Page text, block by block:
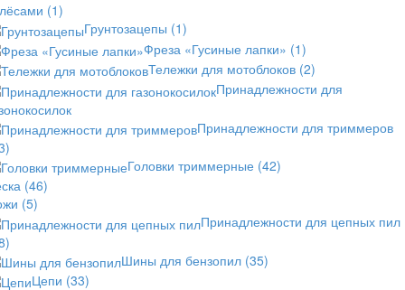
(1)
Грунтозацепы (1)
Фреза «Гусиные лапки» (1)
Тележки для мотоблоков (2)
Принадлежности для
Принадлежности для триммеров
Головки триммерные (42)
(46)
(5)
Принадлежности для цепных пил
Шины для бензопил (35)
Цепи (33)